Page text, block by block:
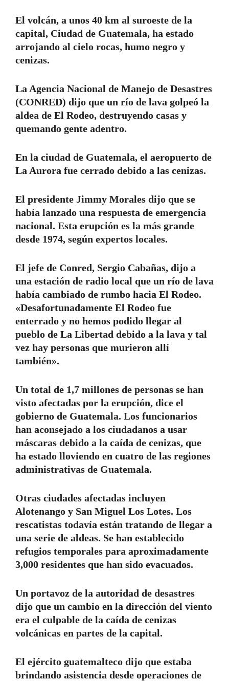
El volcán, a unos 40 km al suroeste de la
capital, Ciudad de Guatemala, ha estado
arrojando al cielo rocas, humo negro y
cenizas.
La Agencia Nacional de Manejo de Desastres
(CONRED) dijo que un río de lava golpeó la
aldea de El Rodeo, destruyendo casas y
quemando gente adentro.
En la ciudad de Guatemala, el aeropuerto de
La Aurora fue cerrado debido a las cenizas.
El presidente Jimmy Morales dijo que se
había lanzado una respuesta de emergencia
nacional. Esta erupción es la más grande
desde 1974, según expertos locales.
El jefe de Conred, Sergio Cabañas, dijo a
una estación de radio local que un río de lava
había cambiado de rumbo hacia El Rodeo.
«Desafortunadamente El Rodeo fue
enterrado y no hemos podido llegar al
pueblo de La Libertad debido a la lava y tal
vez hay personas que murieron allí
también».
Un total de 1,7 millones de personas se han
visto afectadas por la erupción, dice el
gobierno de Guatemala. Los funcionarios
han aconsejado a los ciudadanos a usar
máscaras debido a la caída de cenizas, que
ha estado lloviendo en cuatro de las regiones
administrativas de Guatemala.
Otras ciudades afectadas incluyen
Alotenango y San Miguel Los Lotes. Los
rescatistas todavía están tratando de llegar a
una serie de aldeas. Se han establecido
refugios temporales para aproximadamente
3,000 residentes que han sido evacuados.
Un portavoz de la autoridad de desastres
dijo que un cambio en la dirección del viento
era el culpable de la caída de cenizas
volcánicas en partes de la capital.
El ejército guatemalteco dijo que estaba
brindando asistencia desde operaciones de